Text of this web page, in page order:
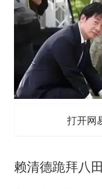
打开网
赖清德跪拜八